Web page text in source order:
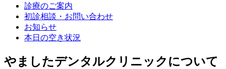
診療のご案内
初診相談・お問い合わせ
お知らせ
本日の空き状況
やましたデンタルクリニックについて